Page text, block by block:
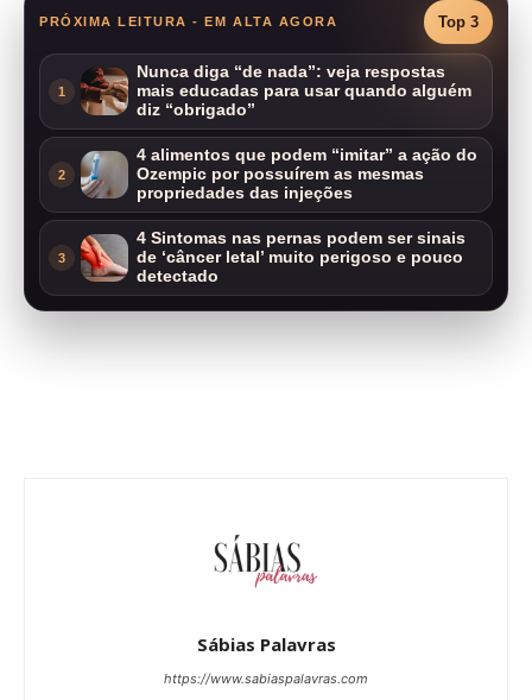
PRÓXIMA LEITURA - EM ALTA AGORA Top 3
1
Nunca diga “de nada”: veja respostas
mais educadas para usar quando alguém
diz “obrigado”
2
4 alimentos que podem “imitar” a ação do
Ozempic por possuírem as mesmas
propriedades das injeções
3
4 Sintomas nas pernas podem ser sinais
de ‘câncer letal’ muito perigoso e pouco
detectado
Sábias Palavras
https://www.sabiaspalavras.com